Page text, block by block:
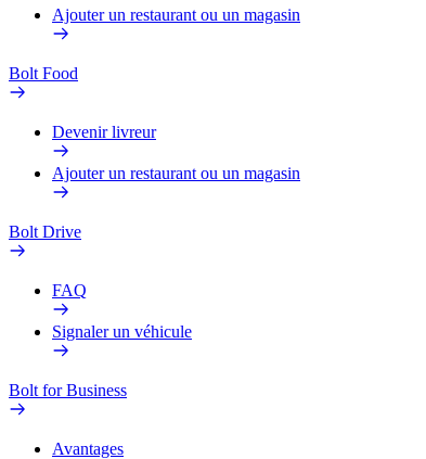
Ajouter un restaurant ou un magasin
Bolt Food
Devenir livreur
Ajouter un restaurant ou un magasin
Bolt Drive
FAQ
Signaler un véhicule
Bolt for Business
Avantages